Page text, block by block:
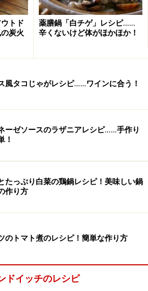
ごま油、とみりんを入れて、弱い中
に切った栃尾揚げに塗る。
トド
炭火
薬膳鍋「白チゲ」レシピ……
辛くないけど体がほかほか！
風タコじゃがレシピ……ワインに合う！
ーゼソースのラザニアレシピ……手作り
！
たっぷり白菜の鶏鍋レシピ！美味しい鍋
作り方
のトマト煮のレシピ！簡単な作り方
ドイッチのレシピ